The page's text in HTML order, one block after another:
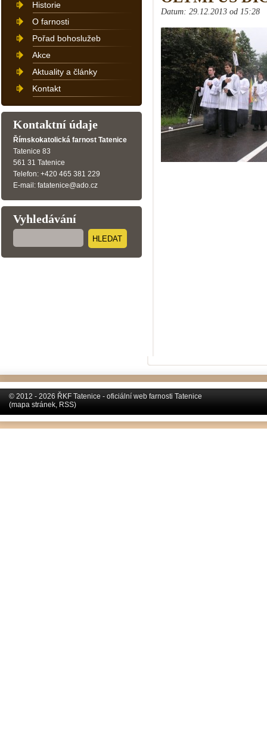
Datum: 29.12.2013 od 15:28
Historie
O farnosti
Pořad bohoslužeb
Akce
Aktuality a články
Kontakt
Kontaktní údaje
Římskokatolická farnost Tatenice
Tatenice 83
561 31 Tatenice
Telefon: +420 465 381 229
E-mail: fatatenice@ado.cz
Vyhledávání
HLEDAT
© 2012 - 2026 ŘKF Tatenice - oficiální web farnosti Tatenice
(mapa stránek, RSS)